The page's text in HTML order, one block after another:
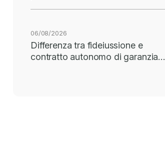
06/08/2026
Differenza tra fideiussione e
contratto autonomo di garanzia…